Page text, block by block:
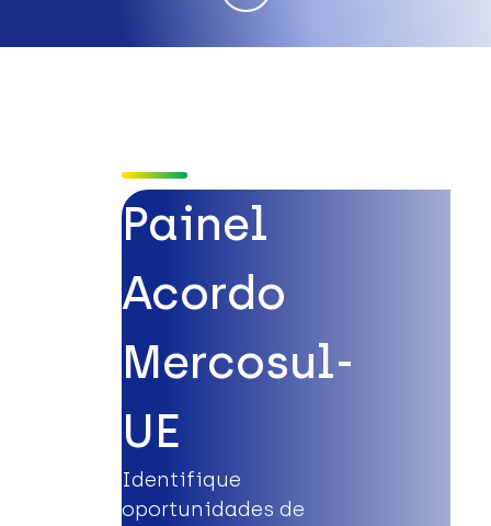
Painel
Acordo
Mercosul-
UE
Identifique
oportunidades de